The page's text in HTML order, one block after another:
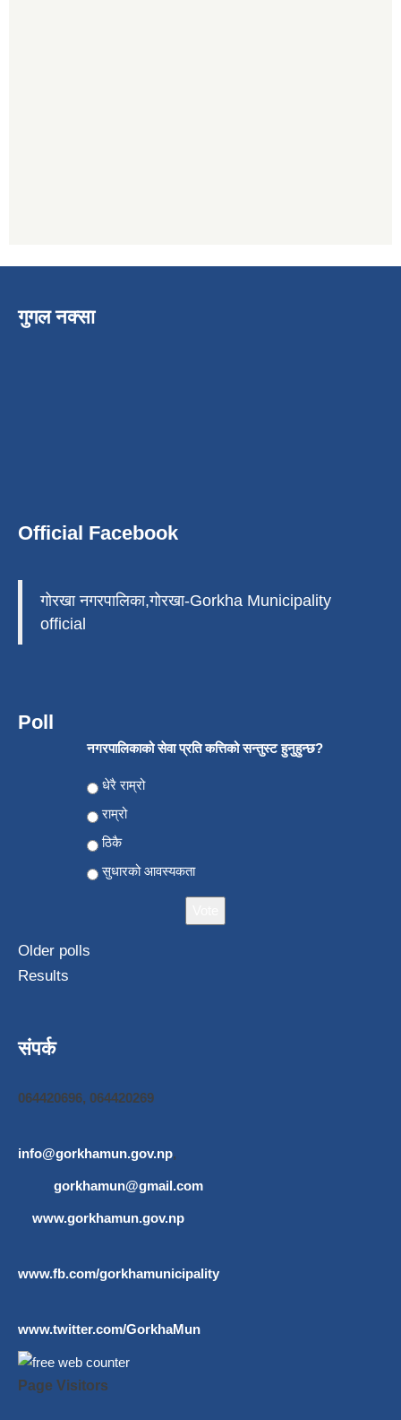
गुगल नक्सा
Official Facebook
गोरखा नगरपालिका,गोरखा-Gorkha Municipality
official
Poll
नगरपालिकाको सेवा प्रति कत्तिको सन्तुस्ट हुनुहुन्छ?
Choices
धेरै राम्रो
राम्रो
ठिकै
सुधारको आवस्यकता
Older polls
Results
संपर्क
064420696, 064420269
info@gorkhamun.gov.np,
gorkhamun@gmail.com
www.gorkhamun.gov.np
www.fb.com/gorkhamunicipality
www.twitter.com/GorkhaMun
Page Visitors